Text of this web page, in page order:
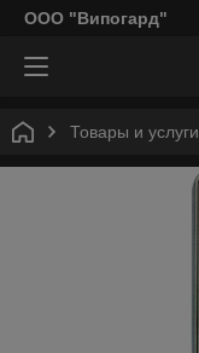
ООО "Випогард"
Товары и услуги